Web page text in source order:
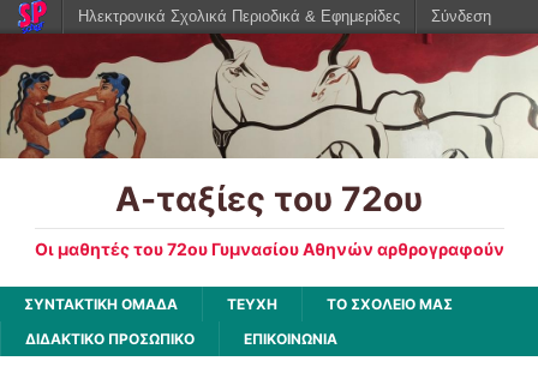
Α-ταξίες του 72ου
Οι μαθητές του 72ου Γυμνασίου Αθηνών αρθρογραφούν
ΣΥΝΤΑΚΤΙΚΗ ΟΜΑΔΑ ΤΕΥΧΗ
ΤΟ ΣΧΟΛΕΙΟ ΜΑΣ
ΔΙΔΑΚΤΙΚΟ ΠΡΟΣΩΠΙΚΟ
ΕΠΙΚΟΙΝΩΝΙΑ
Ηλεκτρονικά Σχολικά Περιοδικά & Εφημερίδες Σύνδεση